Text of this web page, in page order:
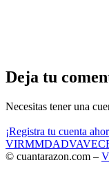
Deja tu
Necesitas tener una
¡Registra tu cuenta
VIRMMDADVAVE
© cuantarazon.com –